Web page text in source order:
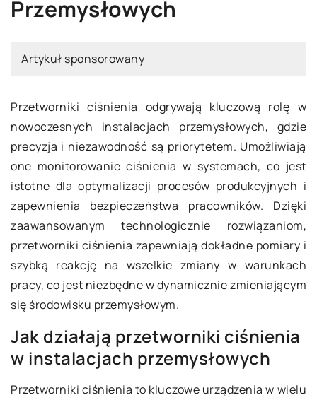
Przemysłowych
Artykuł sponsorowany
Przetworniki ciśnienia odgrywają kluczową rolę w
nowoczesnych instalacjach przemysłowych, gdzie
precyzja i niezawodność są priorytetem. Umożliwiają
one monitorowanie ciśnienia w systemach, co jest
istotne dla optymalizacji procesów produkcyjnych i
zapewnienia bezpieczeństwa pracowników. Dzięki
zaawansowanym technologicznie rozwiązaniom,
przetworniki ciśnienia zapewniają dokładne pomiary i
szybką reakcję na wszelkie zmiany w warunkach
pracy, co jest niezbędne w dynamicznie zmieniającym
się środowisku przemysłowym.
Jak działają przetworniki ciśnienia
w instalacjach przemysłowych
Przetworniki ciśnienia to kluczowe urządzenia w wielu